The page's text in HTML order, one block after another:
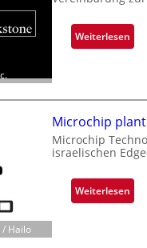
Weiterlesen:
B
c
k
s
t
n
e
/ Hailo
Microchip
Microchip
israelischen
Weiterlesen:
M